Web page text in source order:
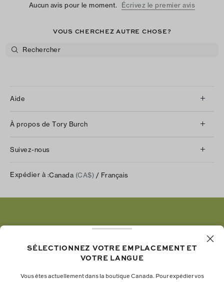
Aucun avis pour le moment. Écrivez le premier avis
VOUS CHERCHEZ AUTRE CHOSE?
Aide
Retours et échanges
Expédition et livraison
À propos de Tory Burch
Carrières
Suivez-nous
Facebook
Pinterest
YouTube
Expédier à :Canada (CA$) / Français
SÉLECTIONNEZ VOTRE EMPLACEMENT ET
VOTRE LANGUE
Vous êtes actuellement dans la boutique Canada. Pour expédier vos